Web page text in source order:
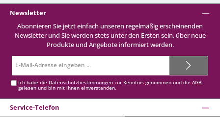
Newsletter
Abonnieren Sie jetzt einfach unseren regelmäßig erscheinenden
Newsletter und Sie werden stets unter den Ersten sein, über neue
Produkte und Angebote informiert werden.
Mail-
Ich habe die Datenschutzbestimmungen zur Kenntnis genommen und dieAGB
gelesen und bin mit ihnen einverstanden.
Service-Telefon